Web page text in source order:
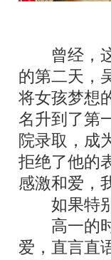
曾经，这
的第二天，
将女孩梦想
名升到了第
院录取，成
拒绝了他的
感激和爱，
如果特别
高一的时
爱，直言直